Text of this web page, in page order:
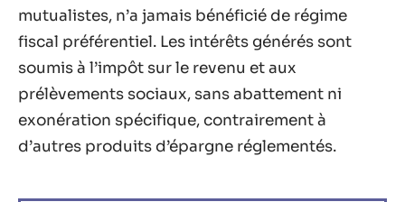
mutualistes, n’a jamais bénéficié de régime
fiscal préférentiel. Les intérêts générés sont
soumis à l’impôt sur le revenu et aux
prélèvements sociaux, sans abattement ni
exonération spécifique, contrairement à
d’autres produits d’épargne réglementés.